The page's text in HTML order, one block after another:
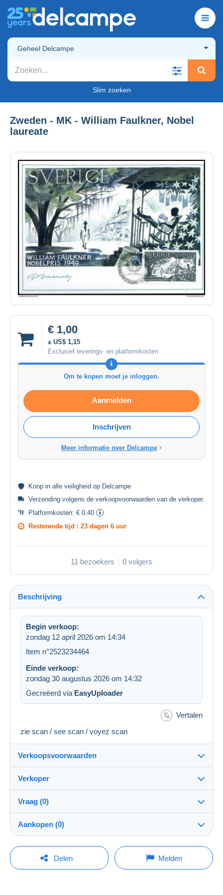
Geheel Delcampe
Slim zoeken
Zweden - MK - William Faulkner, Nobel
laureate
€ 1,00
± US$ 1,15
Exclusief leverings- en platformkosten
Om te kopen moet je inloggen.
Aanmelden
Inschrijven
Meer informatie over Delcampe
Koop in alle veiligheid op Delcampe
Verzending volgens de verkoopvoorwaarden van de verkoper.
Platformkosten: € 0,40
Resterende tijd : 23 dagen 6 uur
11 bezoekers 0 volgers
Beschrijving
Begin verkoop:
zondag 12 april 2026 om 14:34
Item n°2523234464
Einde verkoop:
zondag 30 augustus 2026 om 14:32
Gecreëerd via EasyUploader
Vertalen
zie scan / see scan / voyez scan
Verkoopsvoorwaarden
Bestemming:
Zie de lijst van landen
Verzending:
Verzending na betaling
Voor rekening van de koper
Betaalmogelijkheden:
Verkoper
Coversandstamps100%(14576x)
Winkel
Lid sedert:
Vraag (0)
Om een vraag te stellen moet u een sessie
Aankopen (0)
Laatste actualisering: 07:37:26
Delen Melden